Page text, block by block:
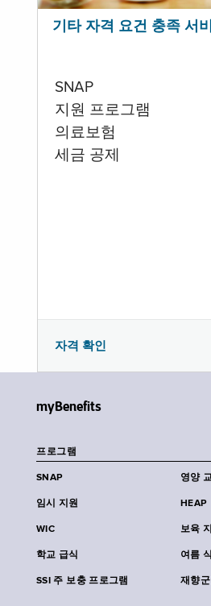
기타 자격 요건 충족 서
SNAP
지원 프로그램
의료보험
세금 공제
자격 확인
myBenefits
프로그램
SNAP 영양
임시 지원 HEAP
WIC 보육
학교 급식 여름
SSI 주 보충 프로그램 재향